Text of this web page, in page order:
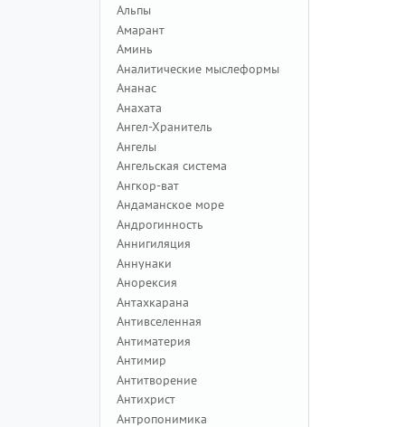
Альпы
Амарант
Аминь
Аналитические мыслеформы
Ананас
Анахата
Ангел-Хранитель
Ангелы
Ангельская система
Ангкор-ват
Андаманское море
Андрогинность
Аннигиляция
Аннунаки
Анорексия
Антахкарана
Антивселенная
Антиматерия
Антимир
Антитворение
Антихрист
Антропонимика